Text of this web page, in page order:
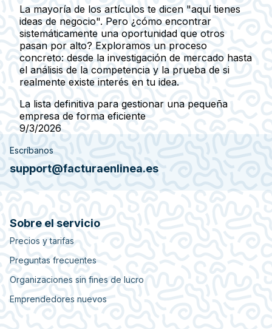
La mayoría de los artículos te dicen "aquí tienes
ideas de negocio". Pero ¿cómo encontrar
sistemáticamente una oportunidad que otros
pasan por alto? Exploramos un proceso
concreto: desde la investigación de mercado hasta
el análisis de la competencia y la prueba de si
realmente existe interés en tu idea.
La lista definitiva para gestionar una pequeña
empresa de forma eficiente
9/3/2026
Escríbanos
support@facturaenlinea.es
Sobre el servicio
Precios y tarifas
Preguntas frecuentes
Organizaciones sin fines de lucro
Emprendedores nuevos